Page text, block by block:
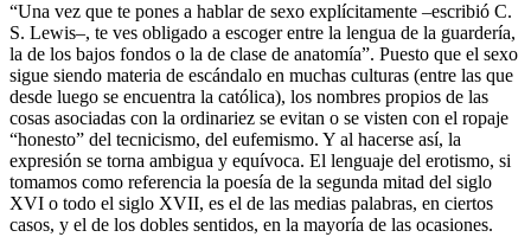
“Una vez que te pones a hablar de sexo explícitamente –escribió C.
S. Lewis–, te ves obligado a escoger entre la lengua de la guardería,
la de los bajos fondos o la de clase de anatomía”. Puesto que el sexo
sigue siendo materia de escándalo en muchas culturas (entre las que
desde luego se encuentra la católica), los nombres propios de las
cosas asociadas con la ordinariez se evitan o se visten con el ropaje
“honesto” del tecnicismo, del eufemismo. Y al hacerse así, la
expresión se torna ambigua y equívoca. El lenguaje del erotismo, si
tomamos como referencia la poesía de la segunda mitad del siglo
XVI o todo el siglo XVII, es el de las medias palabras, en ciertos
casos, y el de los dobles sentidos, en la mayoría de las ocasiones.